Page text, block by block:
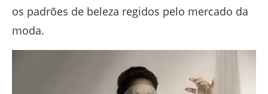
os padrões de beleza regidos pelo mercado da
moda.